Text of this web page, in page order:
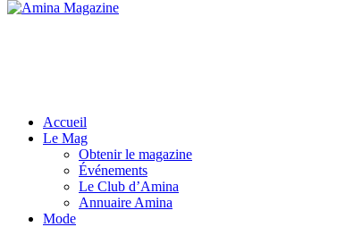
Accueil
Le Mag
Obtenir le magazine
Événements
Le Club d’Amina
Annuaire Amina
Mode